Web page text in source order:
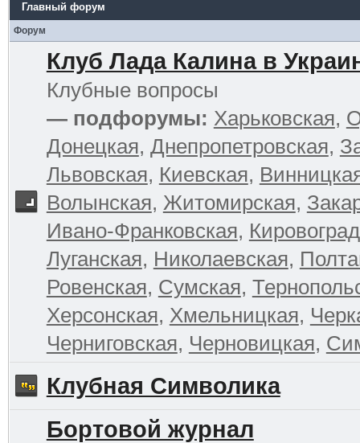
Главный форум
Форум
Клуб Лада Калина в
Клубные вопросы
— подфорумы: Харьковская,
Донецкая, Днепропетровская,
Львовская, Киевская,
Волынская, Житомирская,
Ивано-Франковская,
Луганская, Николаевская,
Ровенская, Сумская,
Херсонская, Хмельницкая,
Черниговская, Черновицкая,
Клубная Символика
Бортовой журнал